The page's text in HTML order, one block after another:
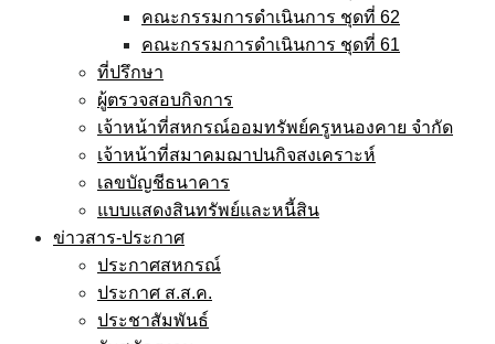
คณะกรรมการดำเนินการ ชุดที่ 62
คณะกรรมการดำเนินการ ชุดที่ 61
ที่ปรึกษา
ผู้ตรวจสอบกิจการ
เจ้าหน้าที่สหกรณ์ออมทรัพย์ครูหนองคาย จำกัด
เจ้าหน้าที่สมาคมฌาปนกิจสงเคราะห์
เลขบัญชีธนาคาร
แบบแสดงสินทรัพย์และหนี้สิน
ข่าวสาร-ประกาศ
ประกาศสหกรณ์
ประกาศ ส.ส.ค.
ประชาสัมพันธ์